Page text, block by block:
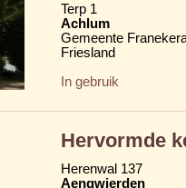
Terp 1
Achlum
Gemeente
Friesland
In gebruik
Hervormde
Herenwal 137
Aengwierden